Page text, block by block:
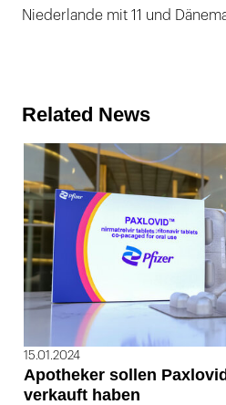
Niederlande mit 11 und
Related News
15.01.2024
Apotheker sollen
verkauft haben